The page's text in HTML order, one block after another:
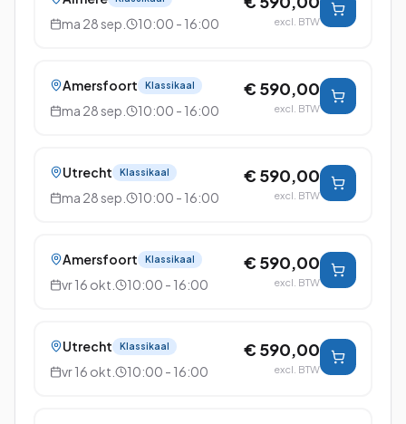
ma 28 sep. 10:00 - 16:00 excl. BTW
Amersfoort Klassikaal
ma 28 sep. 10:00 - 16:00
€ 590,00
excl. BTW
Utrecht Klassikaal
ma 28 sep. 10:00 - 16:00
€ 590,00
excl. BTW
Amersfoort Klassikaal
vr 16 okt. 10:00 - 16:00
€ 590,00
excl. BTW
Utrecht Klassikaal
vr 16 okt. 10:00 - 16:00
€ 590,00
excl. BTW